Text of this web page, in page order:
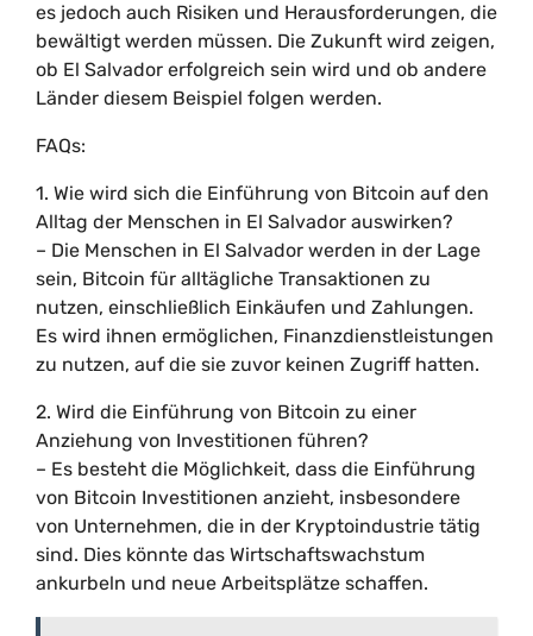
es jedoch auch Risiken und Herausforderungen, die
bewältigt werden müssen. Die Zukunft wird zeigen,
ob El Salvador erfolgreich sein wird und ob andere
Länder diesem Beispiel folgen werden.
FAQs:
1. Wie wird sich die Einführung von Bitcoin auf den
Alltag der Menschen in El Salvador auswirken?
– Die Menschen in El Salvador werden in der Lage
sein, Bitcoin für alltägliche Transaktionen zu
nutzen, einschließlich Einkäufen und Zahlungen.
Es wird ihnen ermöglichen, Finanzdienstleistungen
zu nutzen, auf die sie zuvor keinen Zugriff hatten.
2. Wird die Einführung von Bitcoin zu einer
Anziehung von Investitionen führen?
– Es besteht die Möglichkeit, dass die Einführung
von Bitcoin Investitionen anzieht, insbesondere
von Unternehmen, die in der Kryptoindustrie tätig
sind. Dies könnte das Wirtschaftswachstum
ankurbeln und neue Arbeitsplätze schaffen.